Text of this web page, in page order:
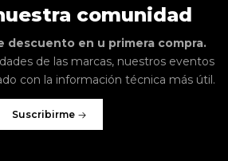
comunidad
descuento en u primera compra.
de las marcas, nuestros eventos
con la información técnica más útil.
Suscribirme